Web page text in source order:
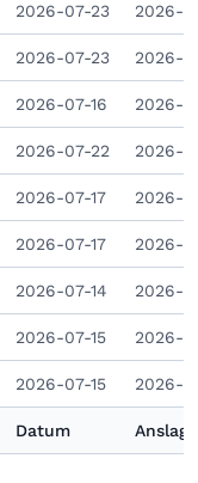
2026-07-23 2026-
2026-07-23 2026-
2026-07-16 2026-
2026-07-22 2026-
2026-07-17 2026-
2026-07-17 2026-
2026-07-14 2026-
2026-07-15 2026-
2026-07-15 2026-
Datum